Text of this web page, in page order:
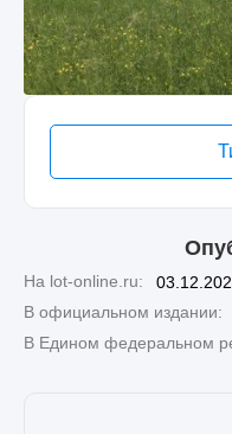
На lot-online.ru:
В официальном издании:
В Едином федеральном